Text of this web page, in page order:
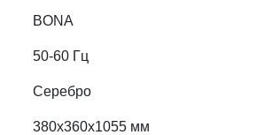
BONA
50-60 Гц
Серебро
380х360х1055 мм